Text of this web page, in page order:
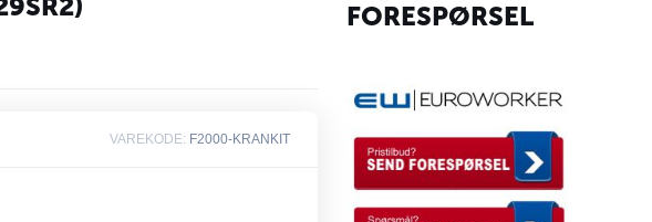
VAREKODE: F2000-KRANKIT
FORESPØRSEL